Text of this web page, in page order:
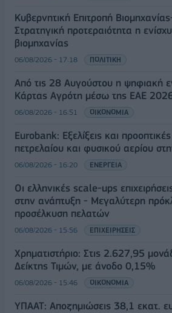
Κυβερνητική Επιτροπή
Στρατηγική προτεραιότητα η
βιομηχανίας
06/08/2026 - 17:18 ΠΟΛΙΤΙΚΗ
Από τις 28 Αυγούστου η ψηφιακή
Κάρτας Αγρότη μέσω της ΕΑΕ
06/08/2026 - 16:51 ΟΙΚΟΝΟΜΙΑ
Eurobank: Εξελίξεις και
πετρελαίου και φυσικού αερίου
06/08/2026 - 16:20 ΕΝΕΡΓΕΙΑ
Οι ελληνικές scale-ups
στην ανάπτυξη - Μεγαλύτερη
προσέλκυση πελατών
06/08/2026 - 15:56 ΕΠΙΧΕΙΡΗΣΕΙΣ
Χρηματιστήριο: Στις 2.627,95
Δείκτης Τιμών, με άνοδο 0,15%
06/08/2026 - 15:46 ΟΙΚΟΝΟΜΙΑ
ΥΠΑΑΤ: Αποζημιώσεις 38,1 εκατ.